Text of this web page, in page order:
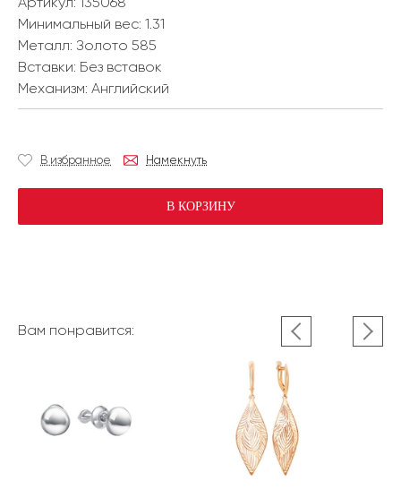
Минимальный вес: 1.31
Металл: Золото 585
Вставки: Без вставок
Механизм: Английский
В избранное Намекнуть
В КОРЗИНУ
Вам понравится: